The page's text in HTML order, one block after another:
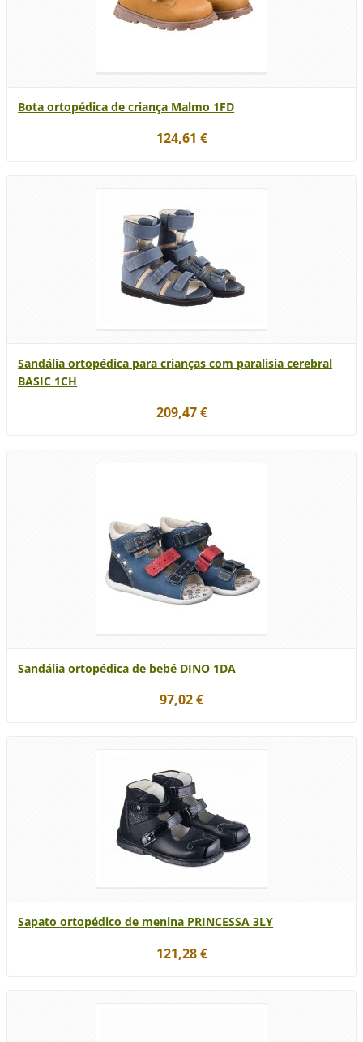
Bota ortopédica de criança Malmo 1FD
124,61 €
Sandália ortopédica para crianças com paralisia cerebral
BASIC 1CH
209,47 €
Sandália ortopédica de bebé DINO 1DA
97,02 €
Sapato ortopédico de menina PRINCESSA 3LY
121,28 €